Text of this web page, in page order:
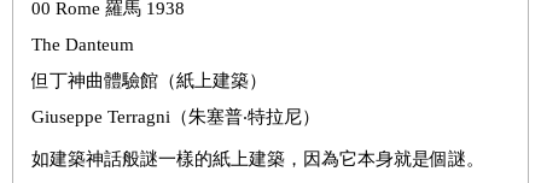
09 櫻花陵園納骨廊／台灣宜蘭 Cherry Orchard Cemetery
00 Rome 羅馬 1938
The Danteum
但丁神曲體驗館（紙上建築）
Giuseppe Terragni（朱塞普‧特拉尼）
如建築神話般謎一樣的紙上建築，因為它本身就是個謎。